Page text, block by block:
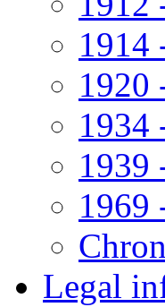
1914
1920
1934
1939
1969
Legal